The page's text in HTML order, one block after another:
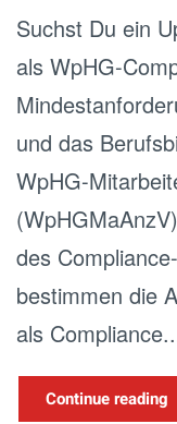
Suchst Du ein
als WpHG-
und das
WpHG-
des
bestimmen die
als
Continue reading